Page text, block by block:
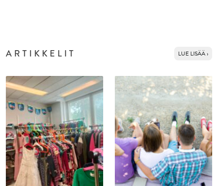
ARTIKKELIT LUE LISÄÄ ›